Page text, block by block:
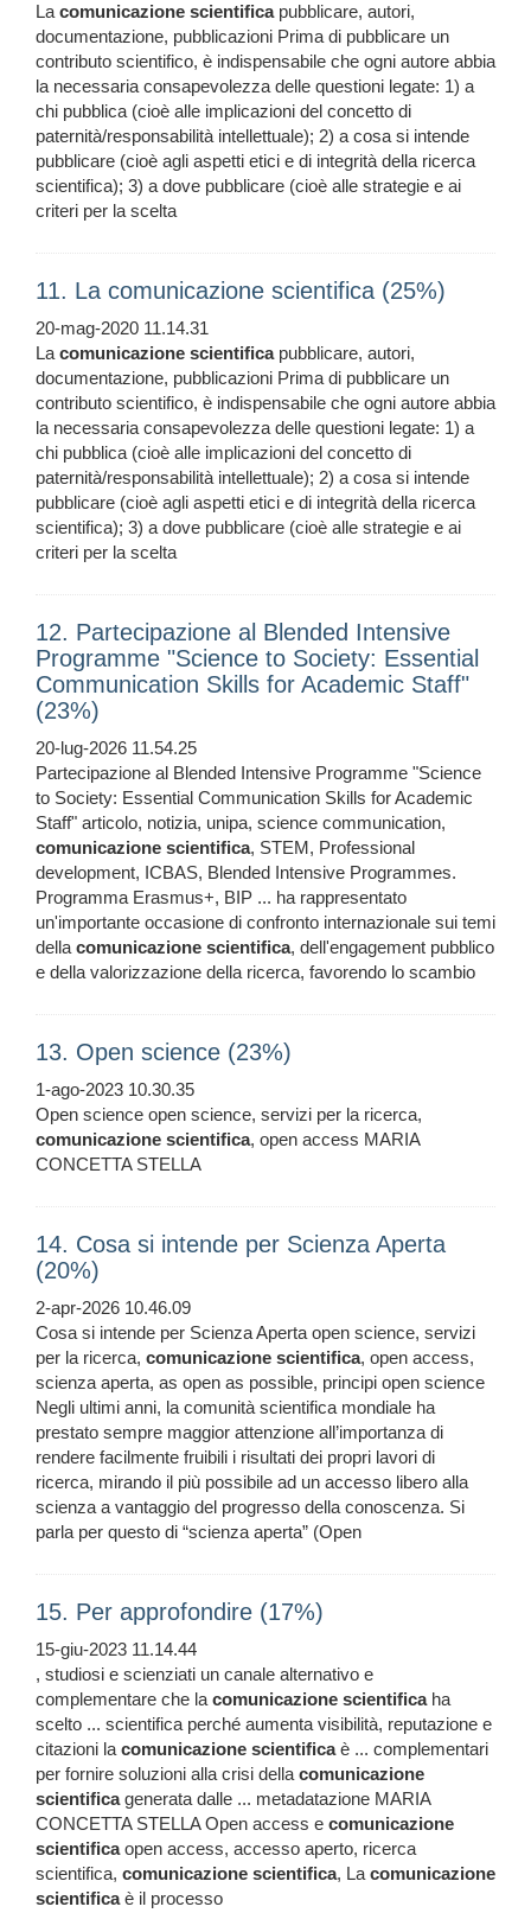
Lacomunicazione scientificapubblicare, autori,
documentazione, pubblicazioni Prima di pubblicare un
contributo scientifico, è indispensabile che ogni autore abbia
la necessaria consapevolezza delle questioni legate: 1) a
chi pubblica (cioè alle implicazioni del concetto di
paternità/responsabilità intellettuale); 2) a cosa si intende
pubblicare (cioè agli aspetti etici e di integrità della ricerca
scientifica); 3) a dove pubblicare (cioè alle strategie e ai
criteri per la scelta
11. La comunicazione scientifica (25%)
20-mag-2020 11.14.31
Lacomunicazione scientificapubblicare, autori,
documentazione, pubblicazioni Prima di pubblicare un
contributo scientifico, è indispensabile che ogni autore abbia
la necessaria consapevolezza delle questioni legate: 1) a
chi pubblica (cioè alle implicazioni del concetto di
paternità/responsabilità intellettuale); 2) a cosa si intende
pubblicare (cioè agli aspetti etici e di integrità della ricerca
scientifica); 3) a dove pubblicare (cioè alle strategie e ai
criteri per la scelta
12. Partecipazione al Blended Intensive
Programme "Science to Society: Essential
Communication Skills for Academic Staff"
(23%)
20-lug-2026 11.54.25
Partecipazione al Blended Intensive Programme "Science
to Society: Essential Communication Skills for Academic
Staff" articolo, notizia, unipa, science communication,
comunicazione scientifica, STEM, Professional
development, ICBAS, Blended Intensive Programmes.
Programma Erasmus+, BIP ... ha rappresentato
un'importante occasione di confronto internazionale sui temi
dellacomunicazione scientifica, dell'engagement pubblico
e della valorizzazione della ricerca, favorendo lo scambio
13. Open science (23%)
1-ago-2023 10.30.35
Open science open science, servizi per la ricerca,
comunicazione scientifica, open access MARIA
CONCETTA STELLA
14. Cosa si intende per Scienza Aperta
(20%)
2-apr-2026 10.46.09
Cosa si intende per Scienza Aperta open science, servizi
per la ricerca, comunicazione scientifica, open access,
scienza aperta, as open as possible, principi open science
Negli ultimi anni, la comunità scientifica mondiale ha
prestato sempre maggior attenzione all’importanza di
rendere facilmente fruibili i risultati dei propri lavori di
ricerca, mirando il più possibile ad un accesso libero alla
scienza a vantaggio del progresso della conoscenza. Si
parla per questo di “scienza aperta” (Open
15. Per approfondire (17%)
15-giu-2023 11.14.44
, studiosi e scienziati un canale alternativo e
complementare che lacomunicazione scientificaha
scelto ... scientifica perché aumenta visibilità, reputazione e
citazioni lacomunicazione scientificaè ... complementari
per fornire soluzioni alla crisi dellacomunicazione
scientificagenerata dalle ... metadatazione MARIA
CONCETTA STELLA Open access e comunicazione
scientificaopen access, accesso aperto, ricerca
scientifica, comunicazione scientifica, Lacomunicazione
scientificaè il processo